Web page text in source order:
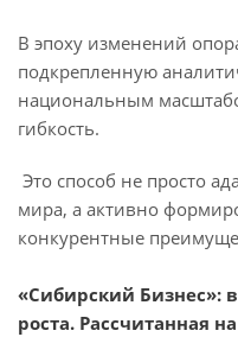
В эпоху изменений
подкрепленную
национальным
гибкость.
Это способ не просто
мира, а активно
конкурентные
«Сибирский Бизнес»:
роста. Рассчитанная